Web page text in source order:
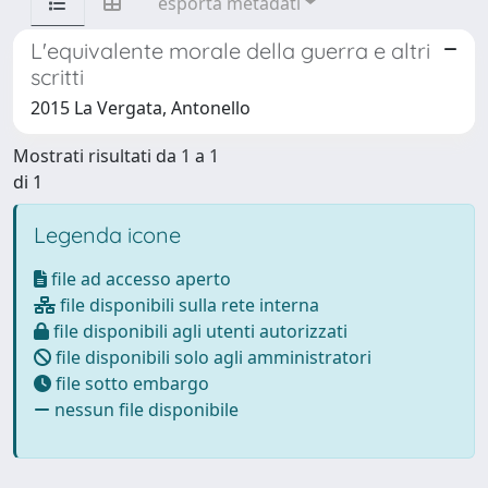
L'equivalente morale della guerra e altri
scritti
2015 La Vergata, Antonello
Mostrati risultati da 1 a 1
di 1
Legenda icone
file ad accesso aperto
file disponibili sulla rete interna
file disponibili agli utenti autorizzati
file disponibili solo agli amministratori
file sotto embargo
nessun file disponibile